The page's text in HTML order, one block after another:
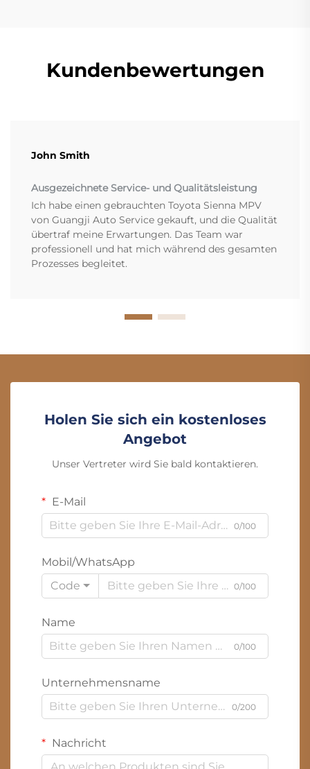
Kundenbewertungen
John Smith
Ausgezeichnete Service- und Qualitätsleistung
Ich habe einen gebrauchten Toyota Sienna MPV
von Guangji Auto Service gekauft, und die Qualität
übertraf meine Erwartungen. Das Team war
professionell und hat mich während des gesamten
Prozesses begleitet.
Holen Sie sich ein kostenloses
Angebot
Unser Vertreter wird Sie bald kontaktieren.
E-Mail
0/100
Mobil/WhatsApp
Code
0/100
Name
0/100
Unternehmensname
0/200
Nachricht